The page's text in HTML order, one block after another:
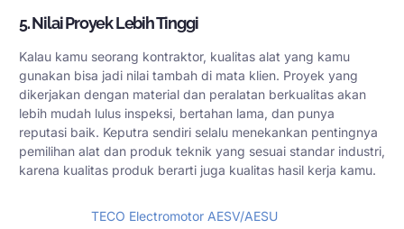
5. Nilai Proyek Lebih Tinggi
Kalau kamu seorang kontraktor, kualitas alat yang kamu
gunakan bisa jadi nilai tambah di mata klien. Proyek yang
dikerjakan dengan material dan peralatan berkualitas akan
lebih mudah lulus inspeksi, bertahan lama, dan punya
reputasi baik. Keputra sendiri selalu menekankan pentingnya
pemilihan alat dan produk teknik yang sesuai standar industri,
karena kualitas produk berarti juga kualitas hasil kerja kamu.
TECO Electromotor AESV/AESU